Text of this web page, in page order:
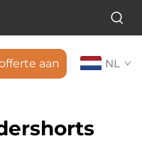
aan NL